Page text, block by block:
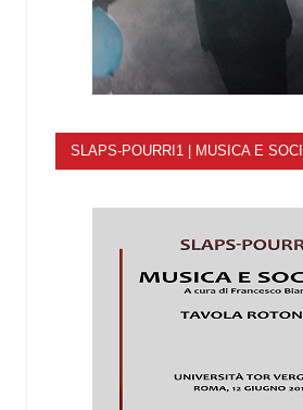
SLAPS-POURRI1 | MUSICA E